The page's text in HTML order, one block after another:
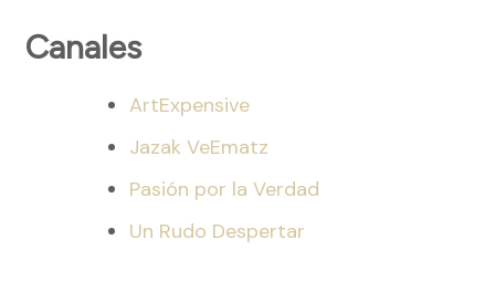
Canales
ArtExpensive
Jazak VeEmatz
Pasión por la Verdad
Un Rudo Despertar